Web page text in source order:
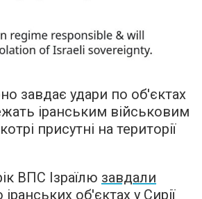
завдає удари по об'єктах
іранським військовим
присутні на території
ВПС Ізраїлю завдали
об'єктах у Сирії